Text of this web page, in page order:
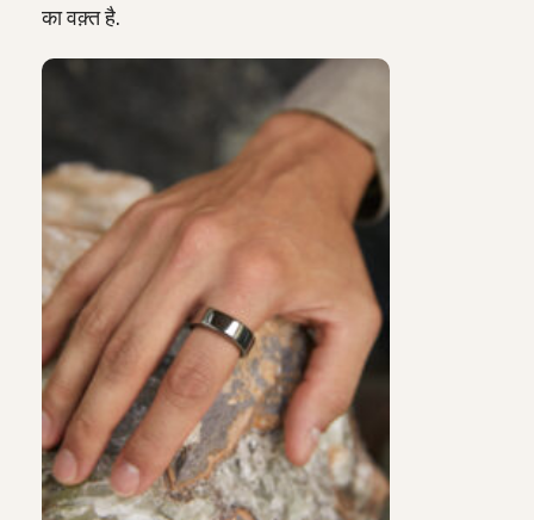
का वक़्त है.